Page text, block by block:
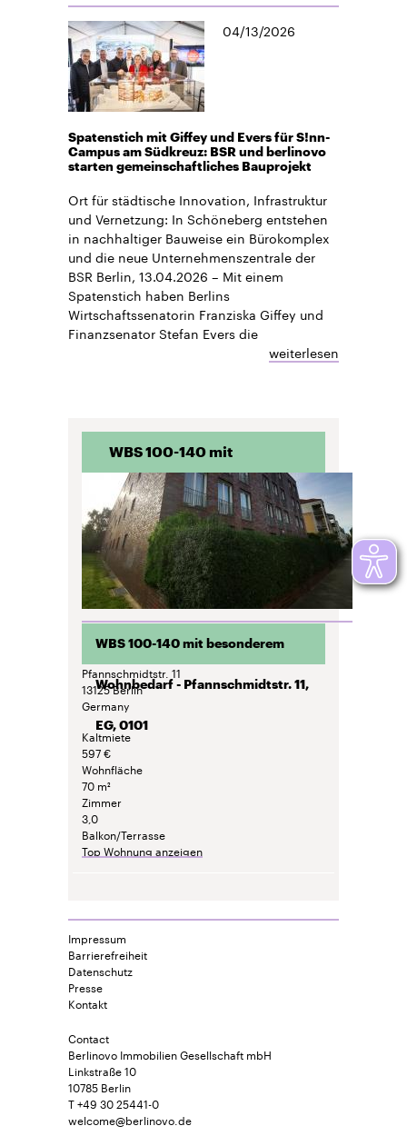
04/13/2026
Spatenstich mit Giffey und Evers für S!nn-
Campus am Südkreuz: BSR und berlinovo
starten gemeinschaftliches Bauprojekt
Ort für städtische Innovation, Infrastruktur
und Vernetzung: In Schöneberg entstehen
in nachhaltiger Bauweise ein Bürokomplex
und die neue Unternehmenszentrale der
BSR Berlin, 13.04.2026 – Mit einem
Spatenstich haben Berlins
Wirtschaftssenatorin Franziska Giffey und
Finanzsenator Stefan Evers die
weiterlesen
WBS 100-140 mit
besonderem Wohnbedarf
- Pfannschmidtstr. 11, EG,
0101
WBS 100-140 mit besonderem
Wohnbedarf - Pfannschmidtstr. 11,
EG, 0101
Pfannschmidtstr. 11
13125Berlin
Germany
Kaltmiete
597 €
Wohnfläche
70 m²
Zimmer
3,0
Balkon/Terrasse
Top Wohnung anzeigen
Impressum
Barrierefreiheit
Datenschutz
Presse
Kontakt
Contact
Berlinovo Immobilien Gesellschaft mbH
Linkstraße 10
10785 Berlin
T +49 30 25441-0
welcome@berlinovo.de